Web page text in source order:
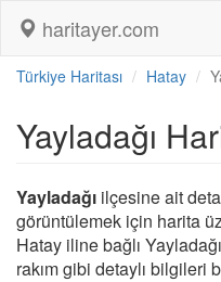
haritayer.com
Türkiye Haritası Hatay
Yayladağı
Yayladağı ilçesine ait
görüntülemek için harita
Hatay iline bağlı
rakım gibi detaylı bilgileri